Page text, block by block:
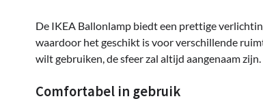
De IKEA Ballonlamp biedt een prettige
waardoor het geschikt is voor verschillende
wilt gebruiken, de sfeer zal altijd aangenaam zijn.
Comfortabel in gebruik